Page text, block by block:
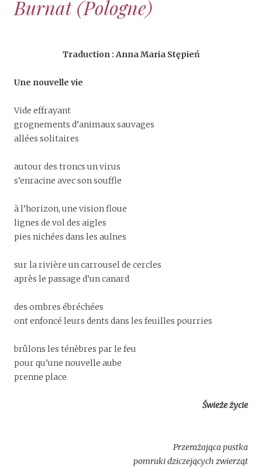
Burnat (Pologne)
Traduction : Anna Maria Stępień
Une nouvelle vie
Vide effrayant
grognements d’animaux sauvages
allées solitaires
autour des troncs un virus
s’enracine avec son souffle
à l’horizon, une vision floue
lignes de vol des aigles
pies nichées dans les aulnes
sur la rivière un carrousel de cercles
après le passage d’un canard
des ombres ébréchées
ont enfoncé leurs dents dans les feuilles pourries
brûlons les ténèbres par le feu
pour qu’une nouvelle aube
prenne place
Świeże życie
Przerażająca pustka
pomruki dziczejących zwierząt